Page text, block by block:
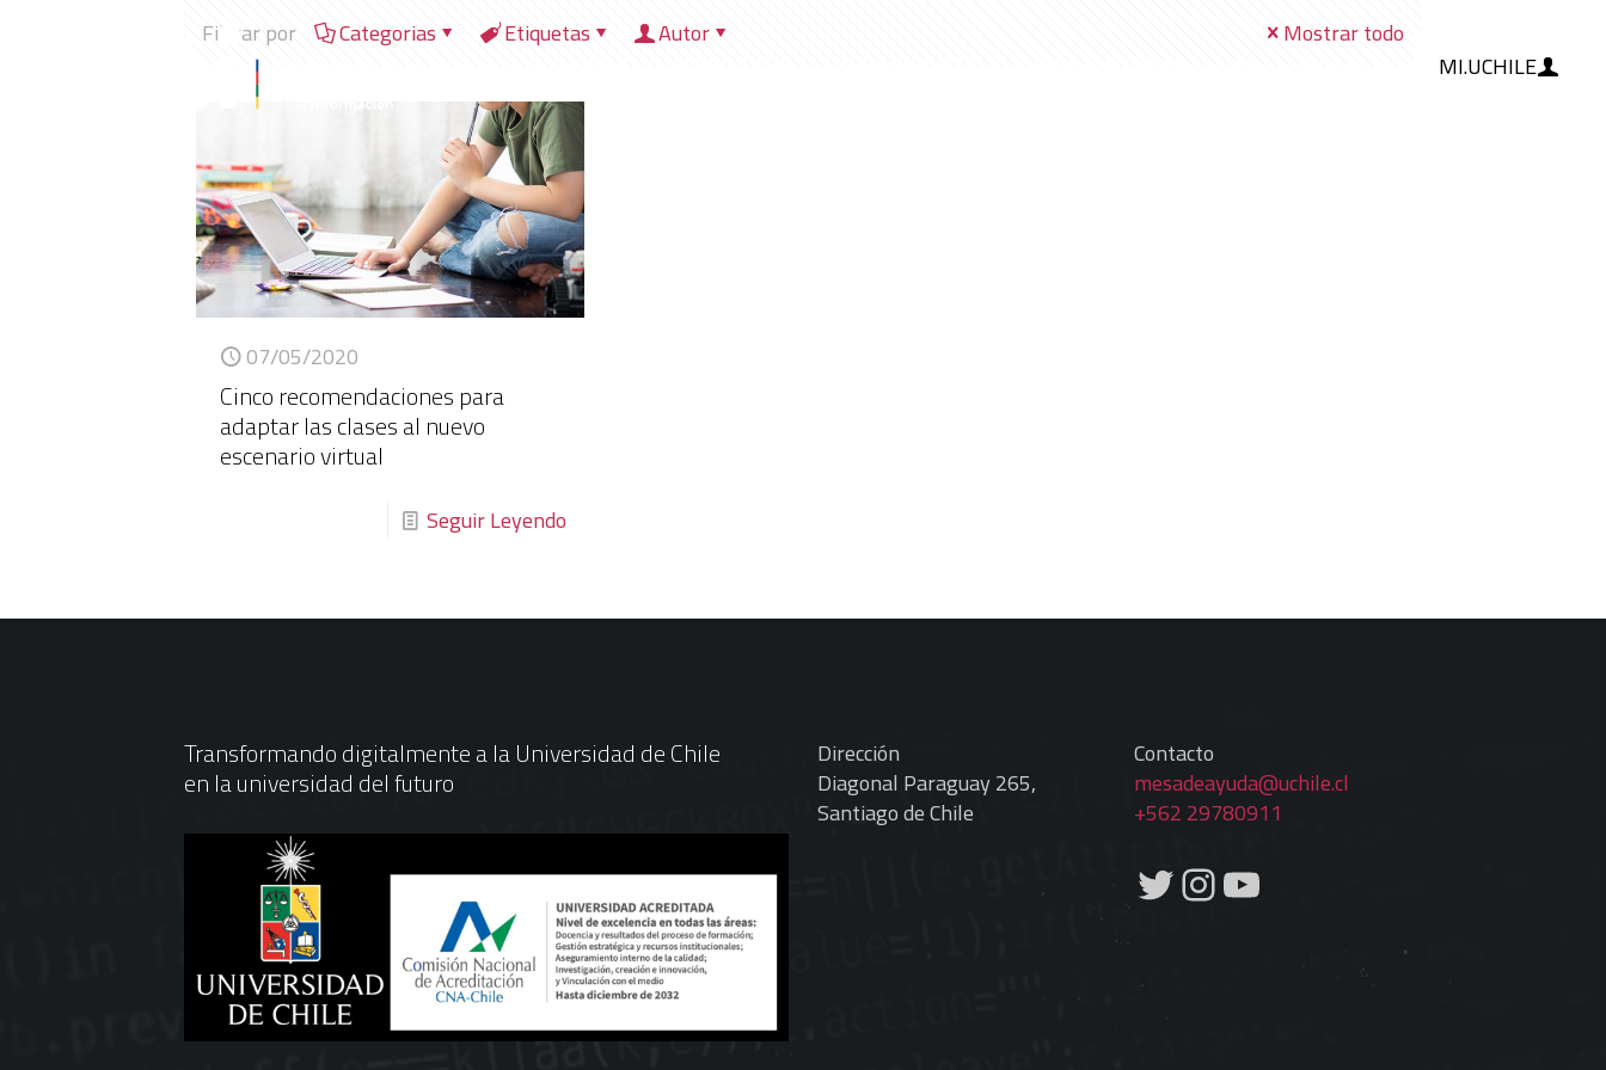
MI.UCHILE
Filtrar por Categorias Etiquetas Autor Mostrar todo
07/05/2020
Cinco recomendaciones para
adaptar las clases al nuevo
escenario virtual
Seguir Leyendo
Transformando digitalmente a la Universidad de Chile
en la universidad del futuro
Dirección
Diagonal Paraguay 265,
Santiago de Chile
Contacto
mesadeayuda@uchile.cl
+562 29780911
Twitter
Instagram
YouTube